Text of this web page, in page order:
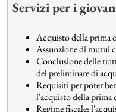
Servizi per i
Acquisto della prima
Assunzione di mutui
Conclusione delle
del preliminare di
Requisiti per poter
l'acquisto della prima
Regime fiscale: